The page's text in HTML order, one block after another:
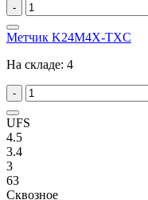
-
Метчик K24M4X-TXC
На складе: 4
-
UFS
4.5
3.4
3
63
Сквозное